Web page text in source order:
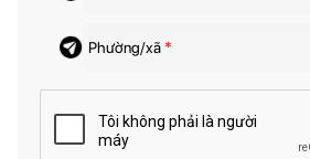
Phường/xã *